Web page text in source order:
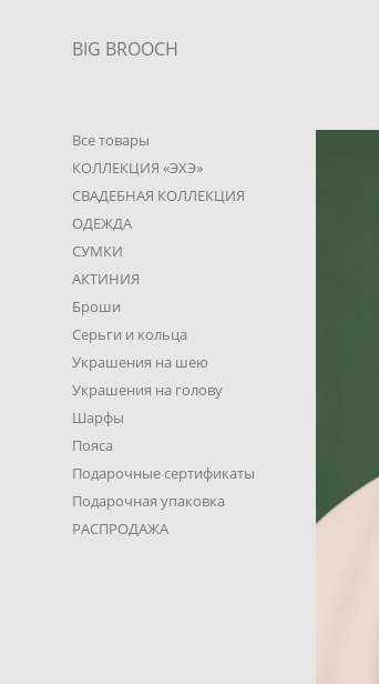
BIG BROOCH
Все товары
КОЛЛЕКЦИЯ «ЭХЭ»
СВАДЕБНАЯ КОЛЛЕКЦИЯ
ОДЕЖДА
СУМКИ
АКТИНИЯ
Броши
Серьги и кольца
Украшения на шею
Украшения на голову
Шарфы
Пояса
Подарочные сертификаты
Подарочная упаковка
РАСПРОДАЖА